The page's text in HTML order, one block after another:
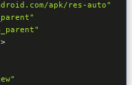
apk/res-auto"
>